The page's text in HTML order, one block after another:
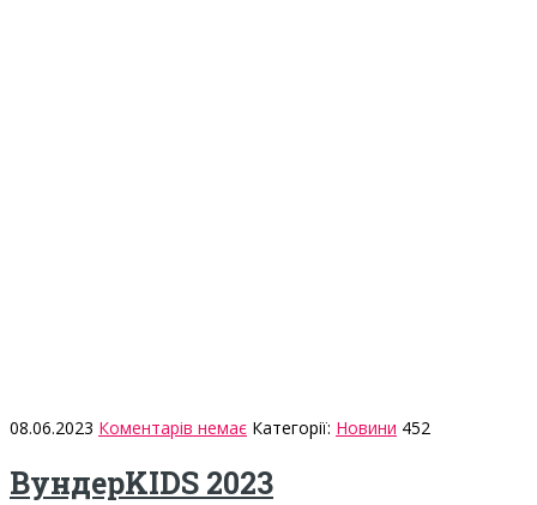
08.06.2023 Коментарів немає Категорії: Новини 452
ВундерKIDS 2023